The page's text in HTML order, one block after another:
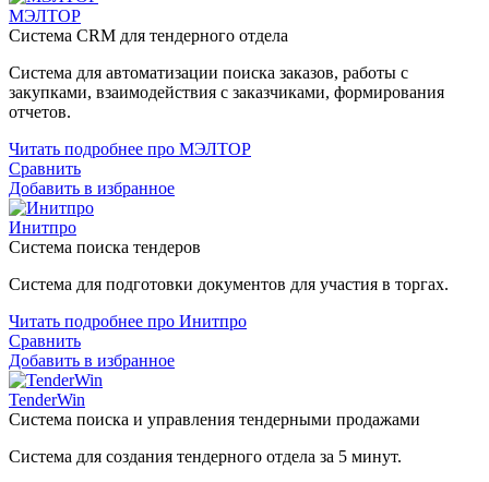
МЭЛТОР
Система CRM для тендерного отдела
Система для автоматизации поиска заказов, работы с
закупками, взаимодействия с заказчиками, формирования
отчетов.
Читать подробнее про МЭЛТОР
Сравнить
Добавить в избранное
Инитпро
Система поиска тендеров
Система для подготовки документов для участия в торгах.
Читать подробнее про Инитпро
Сравнить
Добавить в избранное
TenderWin
Система поиска и управления тендерными продажами
Система для создания тендерного отдела за 5 минут.